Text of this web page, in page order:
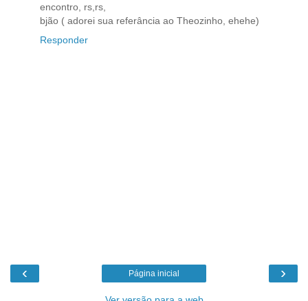
encontro, rs,rs,
bjão ( adorei sua referância ao Theozinho, ehehe)
Responder
‹ ›
Página inicial